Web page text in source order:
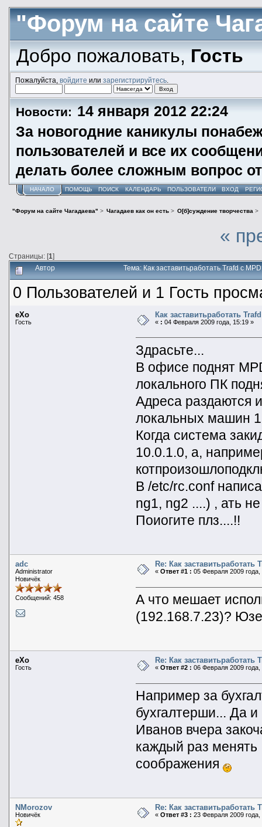
"Форум на сайте
Добро пожаловать,Гость
Пожалуйста, войдите или зарегистрируйтесь.
Новости: 14 января 2012 22:24
За новогодние каникулы
пользователей и все их
делать более сложным вопрос
НАЧАЛО ПОМОЩЬ ПОИСК КАЛЕНДАРЬ ПОЛЬЗОВАТЕЛИ ВХОД
"Форум на сайте Чагадаева" > Чагадаев как он есть > О[б]суждение творчества >
«
Страницы: [1]
Автор Тема: Как заставитьработать Trafd с
0 Пользователей и 1 Гость
eXo
Гость
Как заставитьработать
« : 04 Февраля 2009 года, 15:19 »
Здрасьте...
В офисе поднят
локального ПК
Адреса раздаются
локальных машин
Когда система
10.0.1.0, а,
В /etc/rc.conf
ng1, ng2 ....) , ать
Поиогите плз....!!
adc
Administrator
Новичёк
Сообщений: 458
Re: Как заставитьработать
« Ответ #1 : 05 Февраля 2009 года,
А что мешает
(192.168.7.23)?
eXo
Гость
Re: Как заставитьработать
« Ответ #2 : 06 Февраля 2009 года,
Например за
бухгалтерши... Да и
Иванов вчера
каждый раз менять
соображения
NMorozov
Новичёк
Re: Как заставитьработать
« Ответ #3 : 23 Февраля 2009 года,